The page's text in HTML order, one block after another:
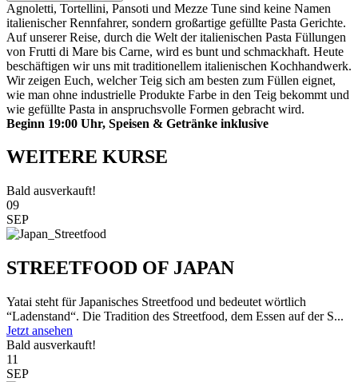
Agnoletti, Tortellini, Pansoti und Mezze Tune sind keine Namen
italienischer Rennfahrer, sondern großartige gefüllte Pasta Gerichte.
Auf unserer Reise, durch die Welt der italienischen Pasta Füllungen
von Frutti di Mare bis Carne, wird es bunt und schmackhaft. Heute
beschäftigen wir uns mit traditionellem italienischen Kochhandwerk.
Wir zeigen Euch, welcher Teig sich am besten zum Füllen eignet,
wie man ohne industrielle Produkte Farbe in den Teig bekommt und
wie gefüllte Pasta in anspruchsvolle Formen gebracht wird.
Beginn 19:00 Uhr, Speisen & Getränke inklusive
WEITERE KURSE
Bald ausverkauft!
09
SEP
STREETFOOD OF JAPAN
Yatai steht für Japanisches Streetfood und bedeutet wörtlich
“Ladenstand“. Die Tradition des Streetfood, dem Essen auf der S...
Jetzt ansehen
Bald ausverkauft!
11
SEP